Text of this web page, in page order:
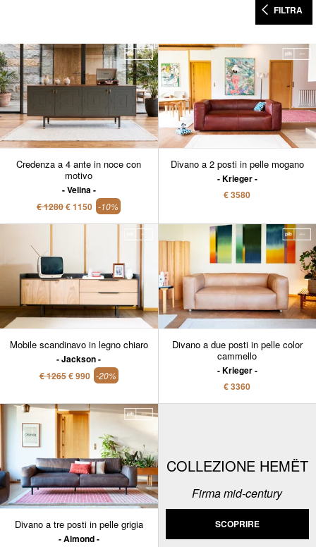
FILTRA
Credenza a 4 ante in noce con
motivo
Velina
€ 1280€ 1150 -10%
Divano a 2 posti in pelle mogano
Krieger
€ 3580
Mobile scandinavo in legno chiaro
Jackson
€ 1265€ 990 -20%
Divano a due posti in pelle color
cammello
Krieger
€ 3360
Divano a tre posti in pelle grigia
Almond
COLLEZIONE HEMËT
Firma mid-century
SCOPRIRE